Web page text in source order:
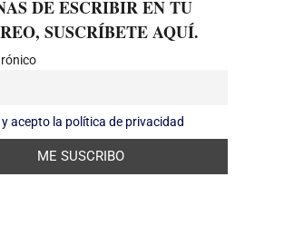
DE ESCRIBIR EN TU
SUSCRÍBETE AQUÍ.
y acepto la política de privacidad